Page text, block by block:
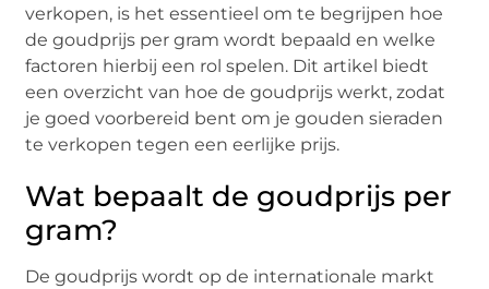
verkopen, is het essentieel om te begrijpen hoe
de goudprijs per gram wordt bepaald en welke
factoren hierbij een rol spelen. Dit artikel biedt
een overzicht van hoe de goudprijs werkt, zodat
je goed voorbereid bent om je gouden sieraden
te verkopen tegen een eerlijke prijs.
Wat bepaalt de goudprijs per
gram?
De goudprijs wordt op de internationale markt